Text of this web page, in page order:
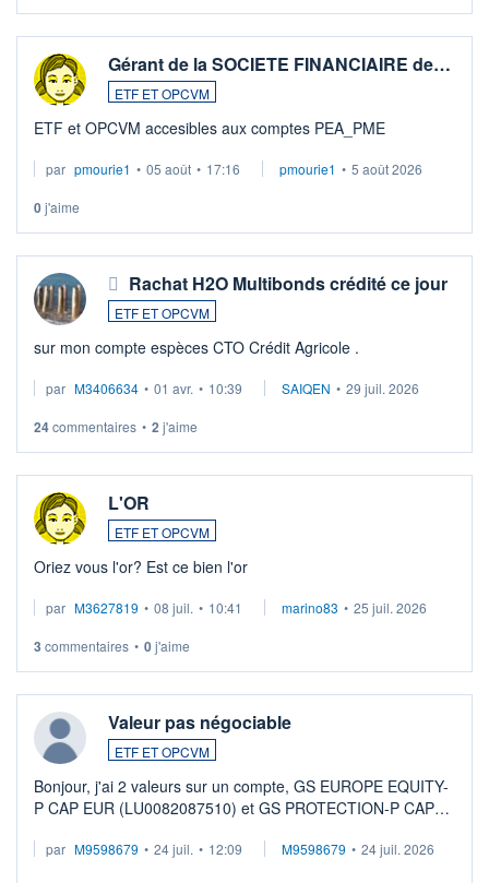
Gérant de la SOCIETE FINANCIAIRE de…
ETF ET OPCVM
ETF et OPCVM accesibles aux comptes PEA_PME
par pmourie1 • 05 août • 17:16 pmourie1 • 5 août 2026
0j'aime
Rachat H2O Multibonds crédité ce jour
ETF ET OPCVM
sur mon compte espèces CTO Crédit Agricole .
par M3406634 • 01 avr. • 10:39 SAIQEN • 29 juil. 2026
24commentaires • 2 j'aime
L'OR
ETF ET OPCVM
Oriez vous l'or? Est ce bien l'or
par M3627819 • 08 juil. • 10:41 marino83 • 25 juil. 2026
3 commentaires • 0j'aime
Valeur pas négociable
ETF ET OPCVM
Bonjour, j'ai 2 valeurs sur un compte, GS EUROPE EQUITY-
P CAP EUR (LU0082087510) et GS PROTECTION-P CAP
veux procéder à la vente, on me signale ...
par M9598679 • 24 juil. • 12:09 M9598679 • 24 juil. 2026